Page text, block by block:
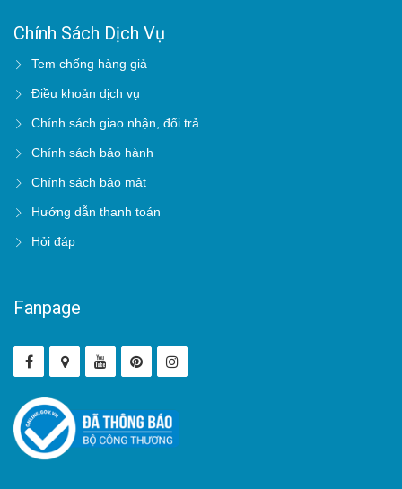
Chính Sách Dịch Vụ
Tem chống hàng giả
Điều khoản dịch vụ
Chính sách giao nhận, đổi trả
Chính sách bảo hành
Chính sách bảo mật
Hướng dẫn thanh toán
Hỏi đáp
Fanpage